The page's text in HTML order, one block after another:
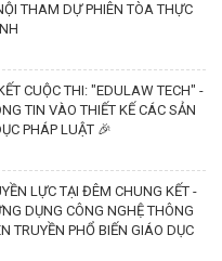
THAM DỰ PHIÊN TÒA THỰC
CUỘC THI: "EDULAW TECH" -
TIN VÀO THIẾT KẾ CÁC SẢN
PHÁP LUẬT 🎉
LỰC TẠI ĐÊM CHUNG KẾT -
DỤNG CÔNG NGHỆ THÔNG
TRUYỀN PHỔ BIẾN GIÁO DỤC